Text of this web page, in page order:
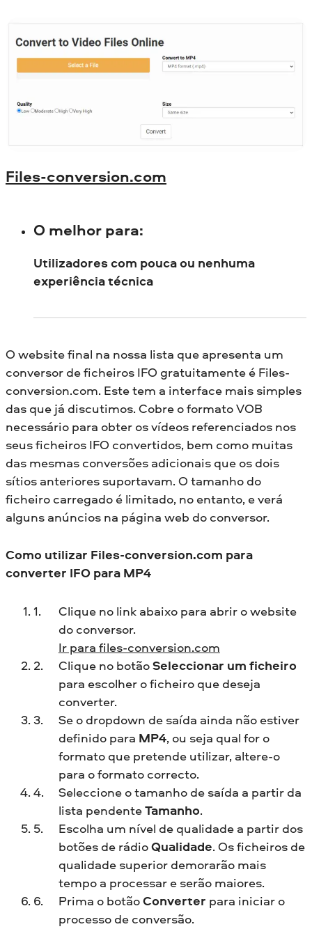
Files-conversion.com
O melhor para:
Utilizadores com pouca ou nenhuma
experiência técnica
O website final na nossa lista que apresenta um
conversor de ficheiros IFO gratuitamente é Files-
conversion.com. Este tem a interface mais simples
das que já discutimos. Cobre o formato VOB
necessário para obter os vídeos referenciados nos
seus ficheiros IFO convertidos, bem como muitas
das mesmas conversões adicionais que os dois
sítios anteriores suportavam. O tamanho do
ficheiro carregado é limitado, no entanto, e verá
alguns anúncios na página web do conversor.
Como utilizar Files-conversion.com para
converter IFO para MP4
Clique no link abaixo para abrir o website
do conversor.
Ir para files-conversion.com
Clique no botãoSeleccionar um ficheiro
para escolher o ficheiro que deseja
converter.
Se o dropdown de saída ainda não estiver
definido para MP4, ou seja qual for o
formato que pretende utilizar, altere-o
para o formato correcto.
Seleccione o tamanho de saída a partir da
lista pendenteTamanho.
Escolha um nível de qualidade a partir dos
botões de rádioQualidade. Os ficheiros de
qualidade superior demorarão mais
tempo a processar e serão maiores.
Prima o botãoConverter para iniciar o
processo de conversão.